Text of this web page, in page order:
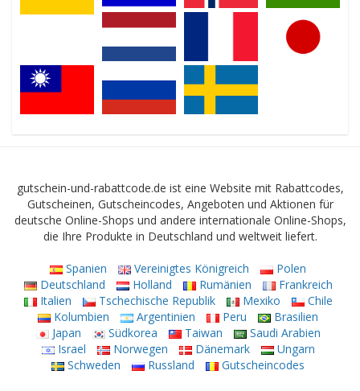
gutschein-und-rabattcode.de ist eine Website mit Rabattcodes,
Gutscheinen, Gutscheincodes, Angeboten und Aktionen für
deutsche Online-Shops und andere internationale Online-Shops,
die Ihre Produkte in Deutschland und weltweit liefert.
Spanien Vereinigtes Königreich
Polen
Deutschland
Holland Rumänien
Frankreich
Italien
Tschechische Republik Mexiko
Chile
Kolumbien
Argentinien Peru
Brasilien
Japan
Südkorea Taiwan
Saudi Arabien
Israel
Norwegen Dänemark
Ungarn
Schweden
Russland Gutscheincodes